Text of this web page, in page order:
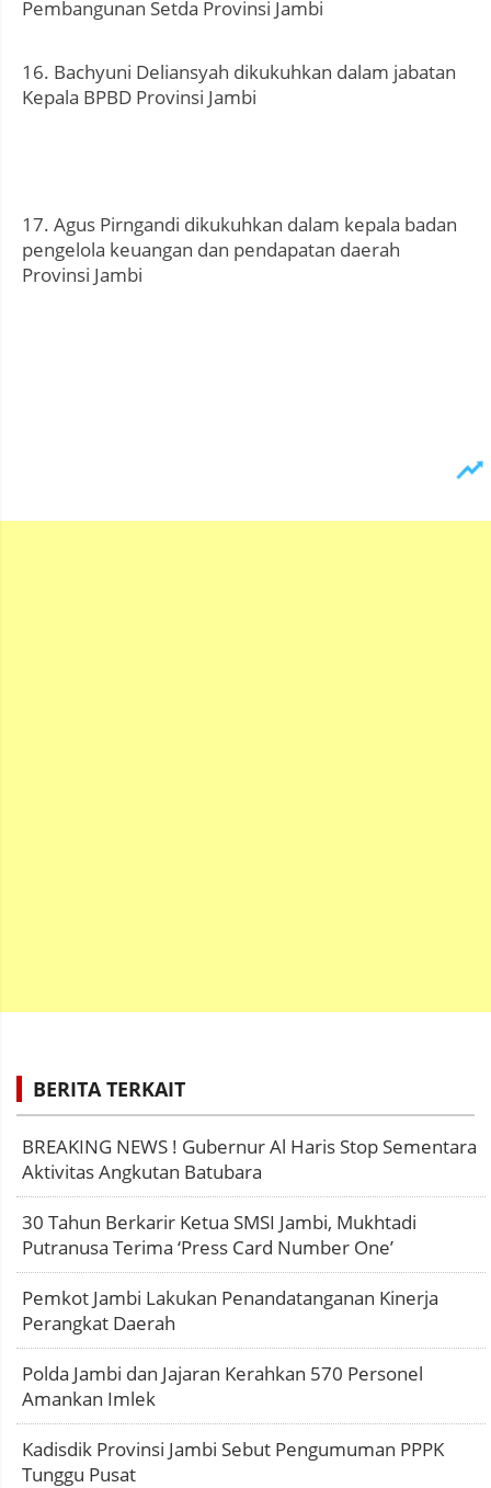
Pembangunan Setda Provinsi Jambi
16. Bachyuni Deliansyah dikukuhkan dalam jabatan
Kepala BPBD Provinsi Jambi
17. Agus Pirngandi dikukuhkan dalam kepala badan
pengelola keuangan dan pendapatan daerah
Provinsi Jambi
BERITA TERKAIT
BREAKING NEWS ! Gubernur Al Haris Stop Sementara
Aktivitas Angkutan Batubara
30 Tahun Berkarir Ketua SMSI Jambi, Mukhtadi
Putranusa Terima ‘Press Card Number One’
Pemkot Jambi Lakukan Penandatanganan Kinerja
Perangkat Daerah
Polda Jambi dan Jajaran Kerahkan 570 Personel
Amankan Imlek
Kadisdik Provinsi Jambi Sebut Pengumuman PPPK
Tunggu Pusat